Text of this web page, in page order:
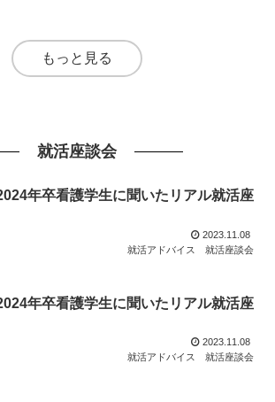
もっと見る
就活座談会
年卒看護学生に聞いたリアル就活座
2023.11.08
就活アドバイス
就活座談会
年卒看護学生に聞いたリアル就活座
2023.11.08
就活アドバイス
就活座談会